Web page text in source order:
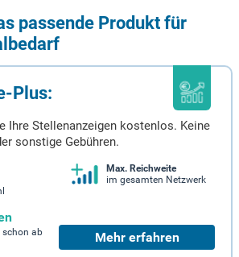
passende Produkt für
Plus:
Ihre Stellenanzeigen kostenlos. Keine
sonstige Gebühren.
Max. Reichweite
im gesamten Netzwerk
ab
Mehr erfahren